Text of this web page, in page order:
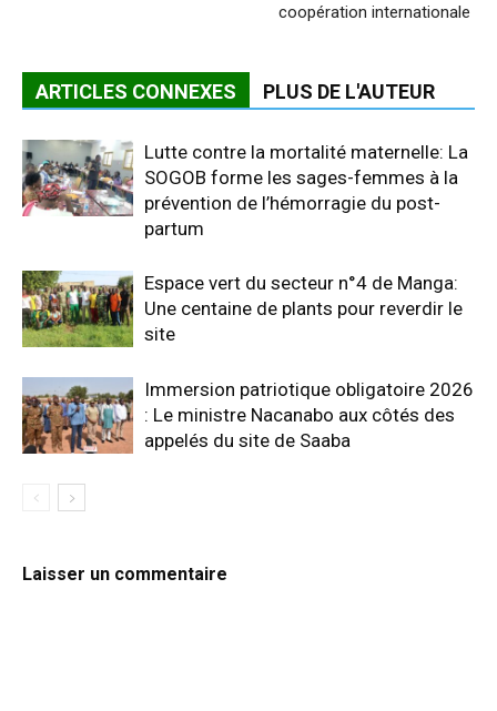
coopération internationale
ARTICLES CONNEXES PLUS DE L'AUTEUR
Lutte contre la mortalité maternelle: La
SOGOB forme les sages-femmes à la
prévention de l’hémorragie du post-
partum
Espace vert du secteur n°4 de Manga:
Une centaine de plants pour reverdir le
site
Immersion patriotique obligatoire 2026
: Le ministre Nacanabo aux côtés des
appelés du site de Saaba
Laisser un commentaire